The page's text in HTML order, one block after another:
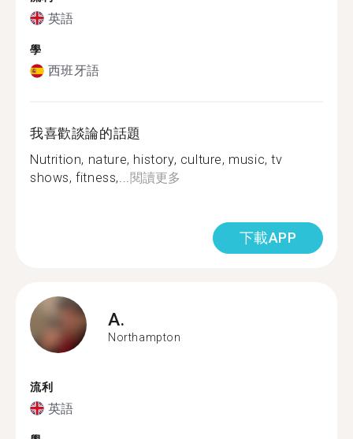
英語
學
西班牙語
我喜歡談論的話題
Nutrition, nature, history, culture, music, tv
shows, fitness,...閱讀更多
下載APP
A.
Northampton
流利
英語